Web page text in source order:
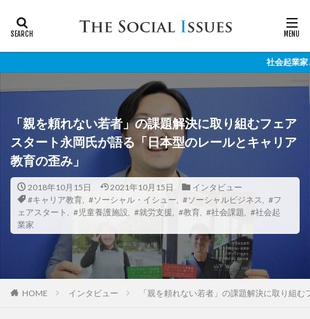
社会起業家と社会課題のリア
「親を頼れない若者」の課題解決に取り組むフェア
スタート永岡氏が語る「日本型のレールとキャリア
教育の歪み」
2018年10月15日 2021年10月15日
インタビュー
#キャリア教育, #ソーシャル・イシュー #ソーシャルビジネス
#フ
ェアスタート
#児童養護施設 #就労支援 #教育 #社会課題
#社会起
業家
HOME インタビュー 「親を頼れない若者」の課題解決に取り組